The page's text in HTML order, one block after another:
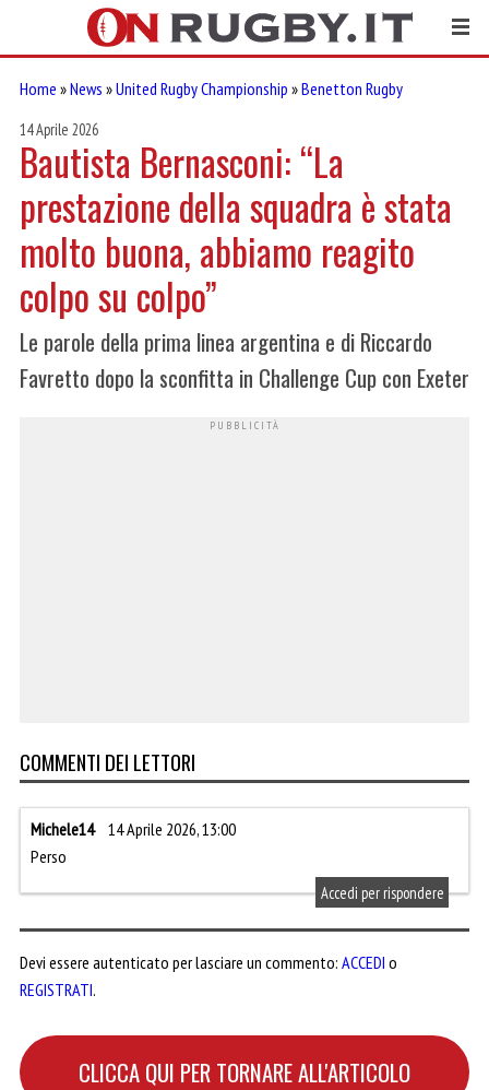
Home »News »United Rugby Championship »Benetton Rugby
14 Aprile 2026
Bautista Bernasconi: “La
prestazione della squadra è stata
molto buona, abbiamo reagito
colpo su colpo”
Le parole della prima linea argentina e di Riccardo
Favretto dopo la sconfitta in Challenge Cup con Exeter
COMMENTI DEI LETTORI
Michele14
14 Aprile 2026, 13:00
Perso
Accedi per rispondere
Devi essere autenticato per lasciare un commento: ACCEDI o
REGISTRATI.
CLICCA QUI PER TORNARE ALL'ARTICOLO